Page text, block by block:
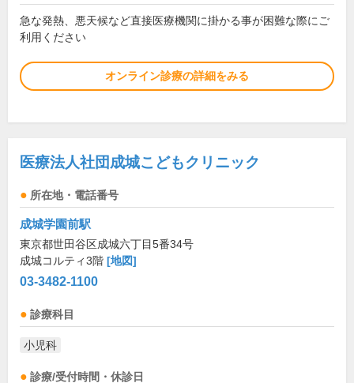
急な発熱、悪天候など直接医療機関に掛かる事が困難な際にご
利用ください
オンライン診療の詳細をみる
医療法人社団成城こどもクリニック
所在地・電話番号
成城学園前駅
東京都世田谷区成城六丁目5番34号
成城コルティ3階 [地図]
03-3482-1100
診療科目
小児科
診療/受付時間・休診日